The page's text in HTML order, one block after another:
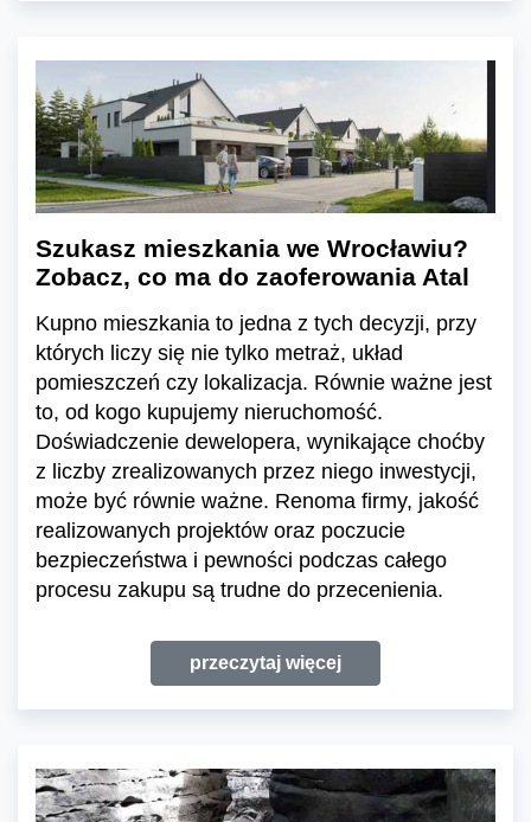
Szukasz mieszkania we Wrocławiu?
Zobacz, co ma do zaoferowania Atal
Kupno mieszkania to jedna z tych decyzji, przy
których liczy się nie tylko metraż, układ
pomieszczeń czy lokalizacja. Równie ważne jest
to, od kogo kupujemy nieruchomość.
Doświadczenie dewelopera, wynikające choćby
z liczby zrealizowanych przez niego inwestycji,
może być równie ważne. Renoma firmy, jakość
realizowanych projektów oraz poczucie
bezpieczeństwa i pewności podczas całego
procesu zakupu są trudne do przecenienia.
przeczytaj więcej